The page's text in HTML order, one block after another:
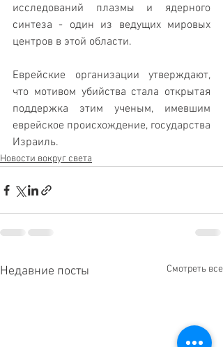
исследований плазмы и ядерного
синтеза - один из ведущих мировых
центров в этой области.
Еврейские организации утверждают,
что мотивом убийства стала открытая
поддержка этим ученым, имевшим
еврейское происхождение, государства
Израиль.
Новости вокруг света
Недавние посты Смотреть все